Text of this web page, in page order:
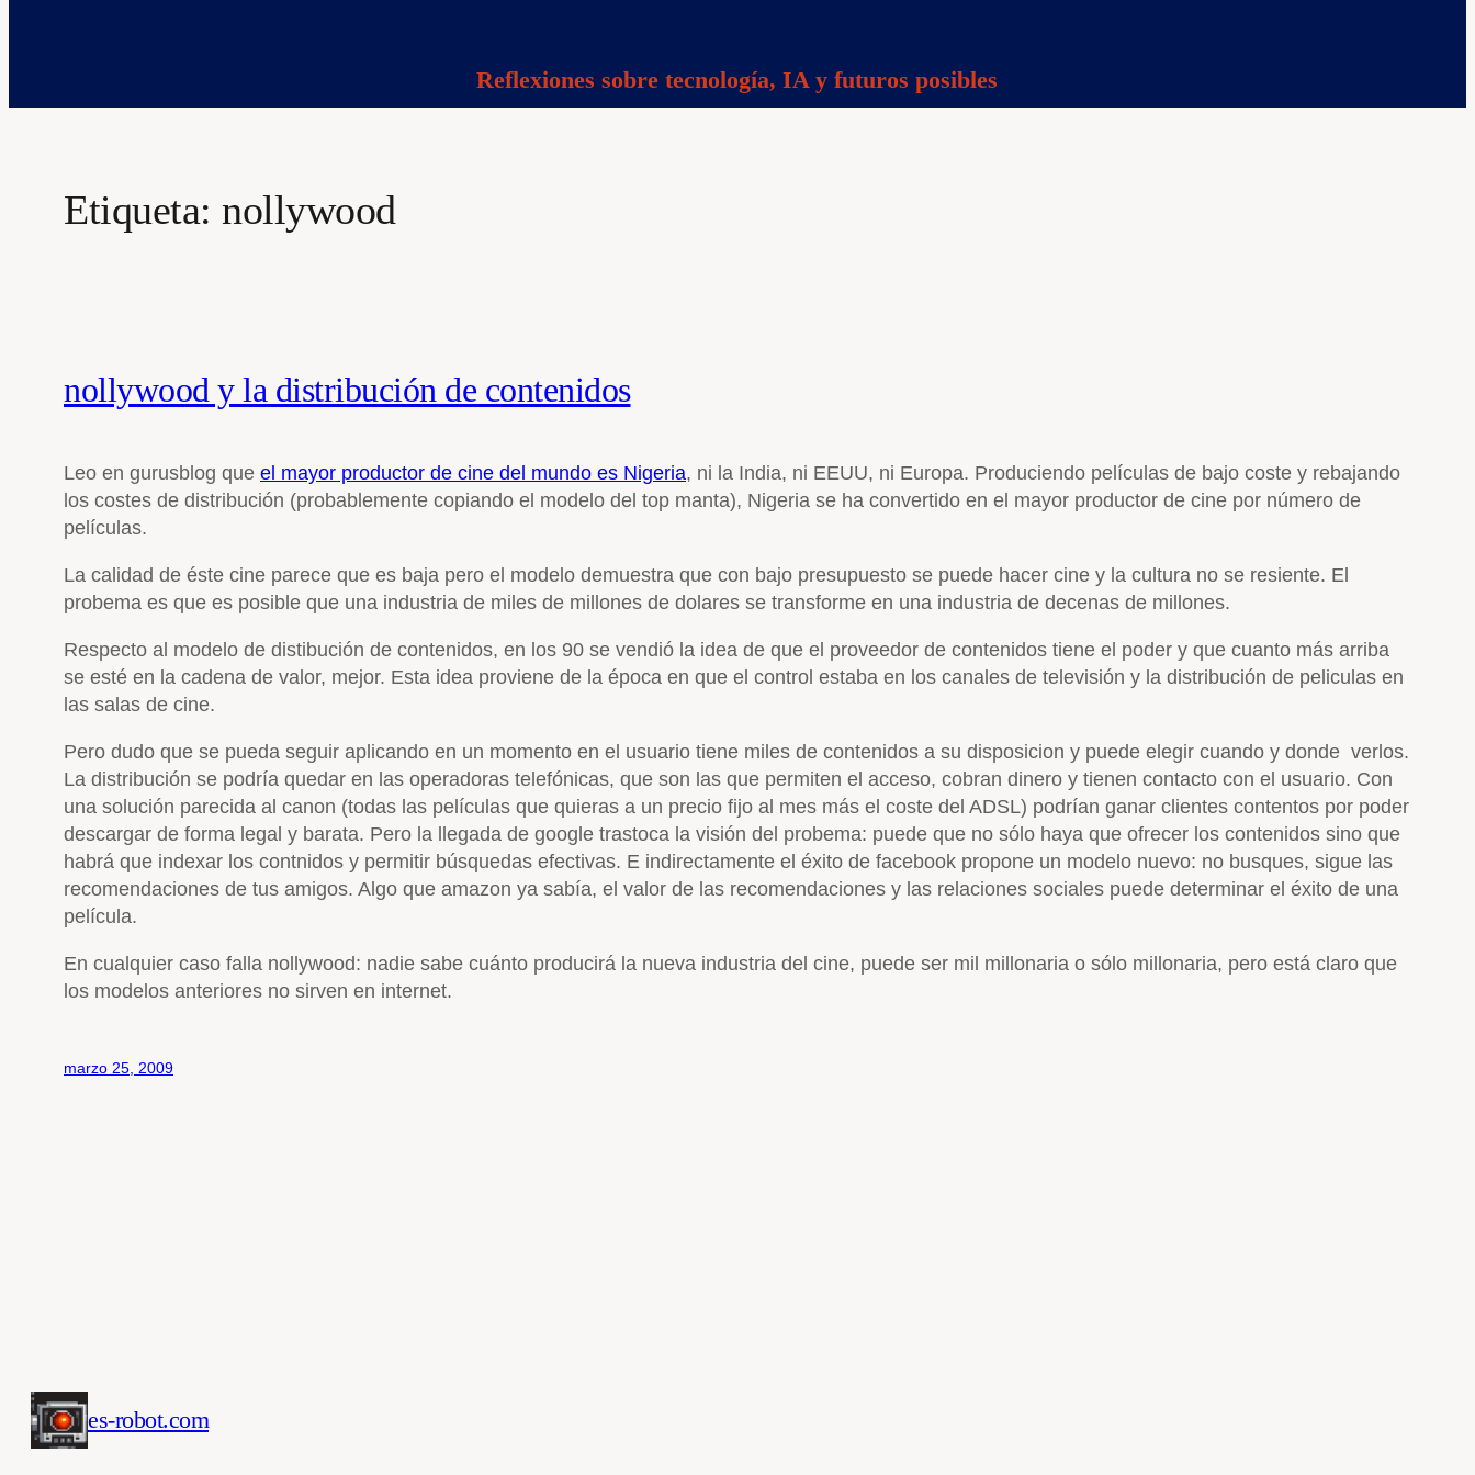
Reflexiones sobre tecnología, IA y futuros posibles
Etiqueta: nollywood
nollywood y la distribución de contenidos
Leo en gurusblog que el mayor productor de cine del mundo es Nigeria, ni la India, ni EEUU, ni Europa. Produciendo películas de bajo coste y rebajando
los costes de distribución (probablemente copiando el modelo del top manta), Nigeria se ha convertido en el mayor productor de cine por número de
películas.
La calidad de éste cine parece que es baja pero el modelo demuestra que con bajo presupuesto se puede hacer cine y la cultura no se resiente. El
probema es que es posible que una industria de miles de millones de dolares se transforme en una industria de decenas de millones.
Respecto al modelo de distibución de contenidos, en los 90 se vendió la idea de que el proveedor de contenidos tiene el poder y que cuanto más arriba
se esté en la cadena de valor, mejor. Esta idea proviene de la época en que el control estaba en los canales de televisión y la distribución de peliculas en
las salas de cine.
Pero dudo que se pueda seguir aplicando en un momento en el usuario tiene miles de contenidos a su disposicion y puede elegir cuando y donde verlos.
La distribución se podría quedar en las operadoras telefónicas, que son las que permiten el acceso, cobran dinero y tienen contacto con el usuario. Con
una solución parecida al canon (todas las películas que quieras a un precio fijo al mes más el coste del ADSL) podrían ganar clientes contentos por poder
descargar de forma legal y barata. Pero la llegada de google trastoca la visión del probema: puede que no sólo haya que ofrecer los contenidos sino que
habrá que indexar los contnidos y permitir búsquedas efectivas. E indirectamente el éxito de facebook propone un modelo nuevo: no busques, sigue las
recomendaciones de tus amigos. Algo que amazon ya sabía, el valor de las recomendaciones y las relaciones sociales puede determinar el éxito de una
película.
En cualquier caso falla nollywood: nadie sabe cuánto producirá la nueva industria del cine, puede ser mil millonaria o sólo millonaria, pero está claro que
los modelos anteriores no sirven en internet.
marzo 25, 2009
es-robot.com